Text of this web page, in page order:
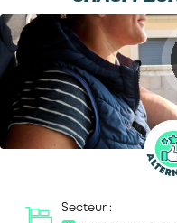
Secteur :